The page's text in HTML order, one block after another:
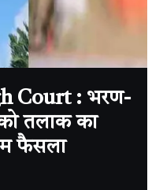
Court : भरण-
तलाक का
फैसला